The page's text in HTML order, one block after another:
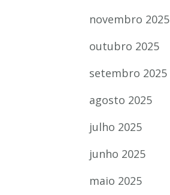
novembro 2025
outubro 2025
setembro 2025
agosto 2025
julho 2025
junho 2025
maio 2025